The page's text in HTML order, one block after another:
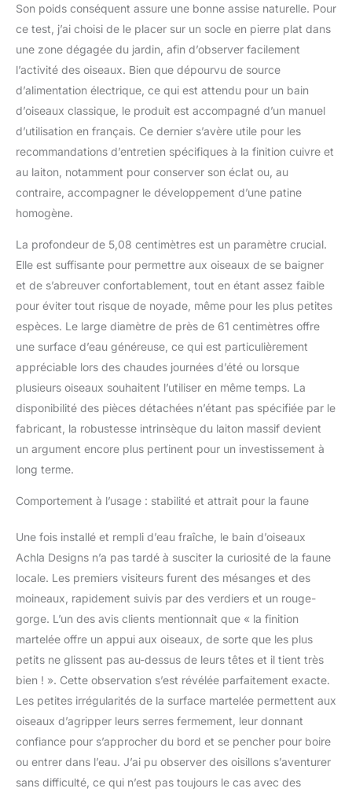
Son poids conséquent assure une bonne assise naturelle. Pour
ce test, j’ai choisi de le placer sur un socle en pierre plat dans
une zone dégagée du jardin, afin d’observer facilement
l’activité des oiseaux. Bien que dépourvu de source
d’alimentation électrique, ce qui est attendu pour un bain
d’oiseaux classique, le produit est accompagné d’un manuel
d’utilisation en français. Ce dernier s’avère utile pour les
recommandations d’entretien spécifiques à la finition cuivre et
au laiton, notamment pour conserver son éclat ou, au
contraire, accompagner le développement d’une patine
homogène.
La profondeur de 5,08 centimètres est un paramètre crucial.
Elle est suffisante pour permettre aux oiseaux de se baigner
et de s’abreuver confortablement, tout en étant assez faible
pour éviter tout risque de noyade, même pour les plus petites
espèces. Le large diamètre de près de 61 centimètres offre
une surface d’eau généreuse, ce qui est particulièrement
appréciable lors des chaudes journées d’été ou lorsque
plusieurs oiseaux souhaitent l’utiliser en même temps. La
disponibilité des pièces détachées n’étant pas spécifiée par le
fabricant, la robustesse intrinsèque du laiton massif devient
un argument encore plus pertinent pour un investissement à
long terme.
Comportement à l’usage : stabilité et attrait pour la faune
Une fois installé et rempli d’eau fraîche, le bain d’oiseaux
Achla Designs n’a pas tardé à susciter la curiosité de la faune
locale. Les premiers visiteurs furent des mésanges et des
moineaux, rapidement suivis par des verdiers et un rouge-
gorge. L’un des avis clients mentionnait que « la finition
martelée offre un appui aux oiseaux, de sorte que les plus
petits ne glissent pas au-dessus de leurs têtes et il tient très
bien ! ». Cette observation s’est révélée parfaitement exacte.
Les petites irrégularités de la surface martelée permettent aux
oiseaux d’agripper leurs serres fermement, leur donnant
confiance pour s’approcher du bord et se pencher pour boire
ou entrer dans l’eau. J’ai pu observer des oisillons s’aventurer
sans difficulté, ce qui n’est pas toujours le cas avec des